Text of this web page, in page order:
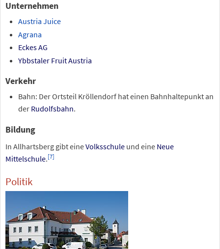
Unternehmen
Austria Juice
Agrana
Eckes AG
Ybbstaler Fruit Austria
Verkehr
Bahn: Der Ortsteil Kröllendorf hat einen Bahnhaltepunkt an
der Rudolfsbahn.
Bildung
In Allhartsberg gibt eineVolksschule und eine Neue
Mittelschule.[7]
Politik